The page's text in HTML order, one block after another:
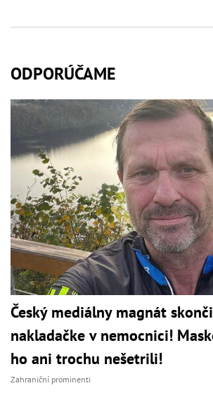
ODPORÚČAME
Český mediálny magnát
nakladačke v nemocnici!
ho ani trochu nešetrili!
Zahraniční prominenti